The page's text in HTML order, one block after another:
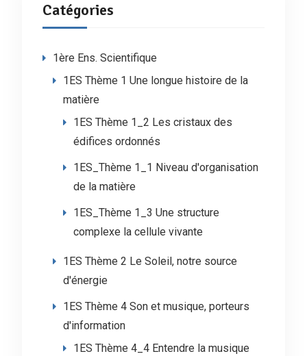
Catégories
1ère Ens. Scientifique
1ES Thème 1 Une longue histoire de la
matière
1ES Thème 1_2 Les cristaux des
édifices ordonnés
1ES_Thème 1_1 Niveau d'organisation
de la matière
1ES_Thème 1_3 Une structure
complexe la cellule vivante
1ES Thème 2 Le Soleil, notre source
d'énergie
1ES Thème 4 Son et musique, porteurs
d'information
1ES Thème 4_4 Entendre la musique